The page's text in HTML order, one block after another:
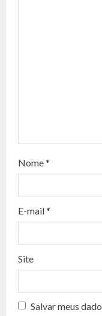
a
d
n
g
Nome*
E-mail*
Site
Salvar meus